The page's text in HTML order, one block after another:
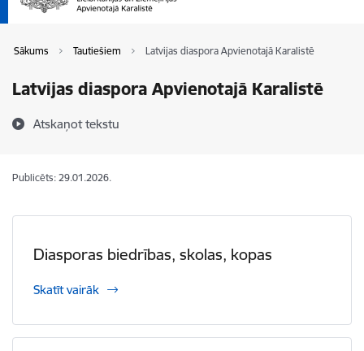
Sākums Tautiešiem Latvijas diaspora Apvienotajā Karalistē
Latvijas diaspora Apvienotajā Karalistē
Atskaņot tekstu
Publicēts: 29.01.2026.
Diasporas biedrības, skolas, kopas
Skatīt vairāk